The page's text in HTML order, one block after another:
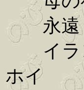
永遠（
イラ
ホイ